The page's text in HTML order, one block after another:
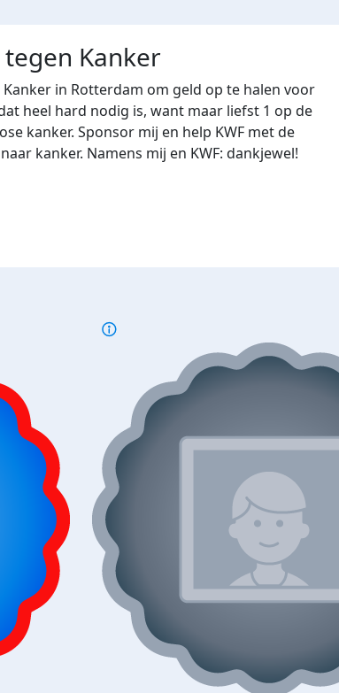
Kanker
in Rotterdam om geld op te halen voor
heel hard nodig is, want maar liefst 1 op de
kanker. Sponsor mij en help KWF met de
kanker. Namens mij en KWF: dankjewel!